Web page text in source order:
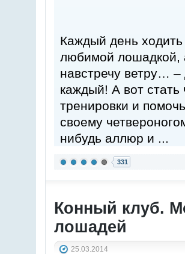
Каждый день
любимой лошадкой,
навстречу ветру…
каждый! А вот
тренировки и
своему
нибудь аллюр и ...
331
Конный клуб.
лошадей
25.03.2014